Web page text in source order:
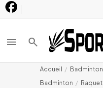
menu search
Accueil Badminton
Badminton